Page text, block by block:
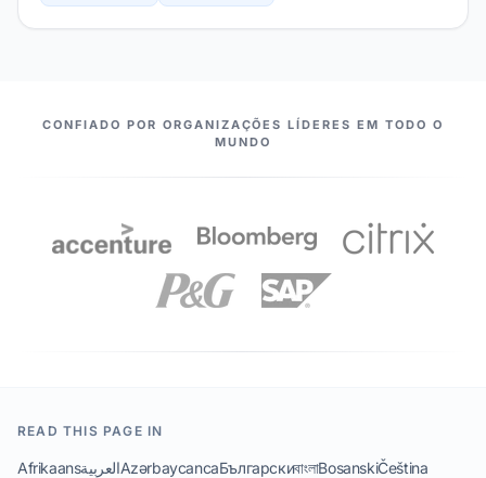
NOSSOS PARCEIROS
CONFIADO POR ORGANIZAÇÕES LÍDERES EM TODO O
MUNDO
READ THIS PAGE IN
AfrikaansالعربيةAzərbaycancaБългарскиবাংলাBosanskiČeština